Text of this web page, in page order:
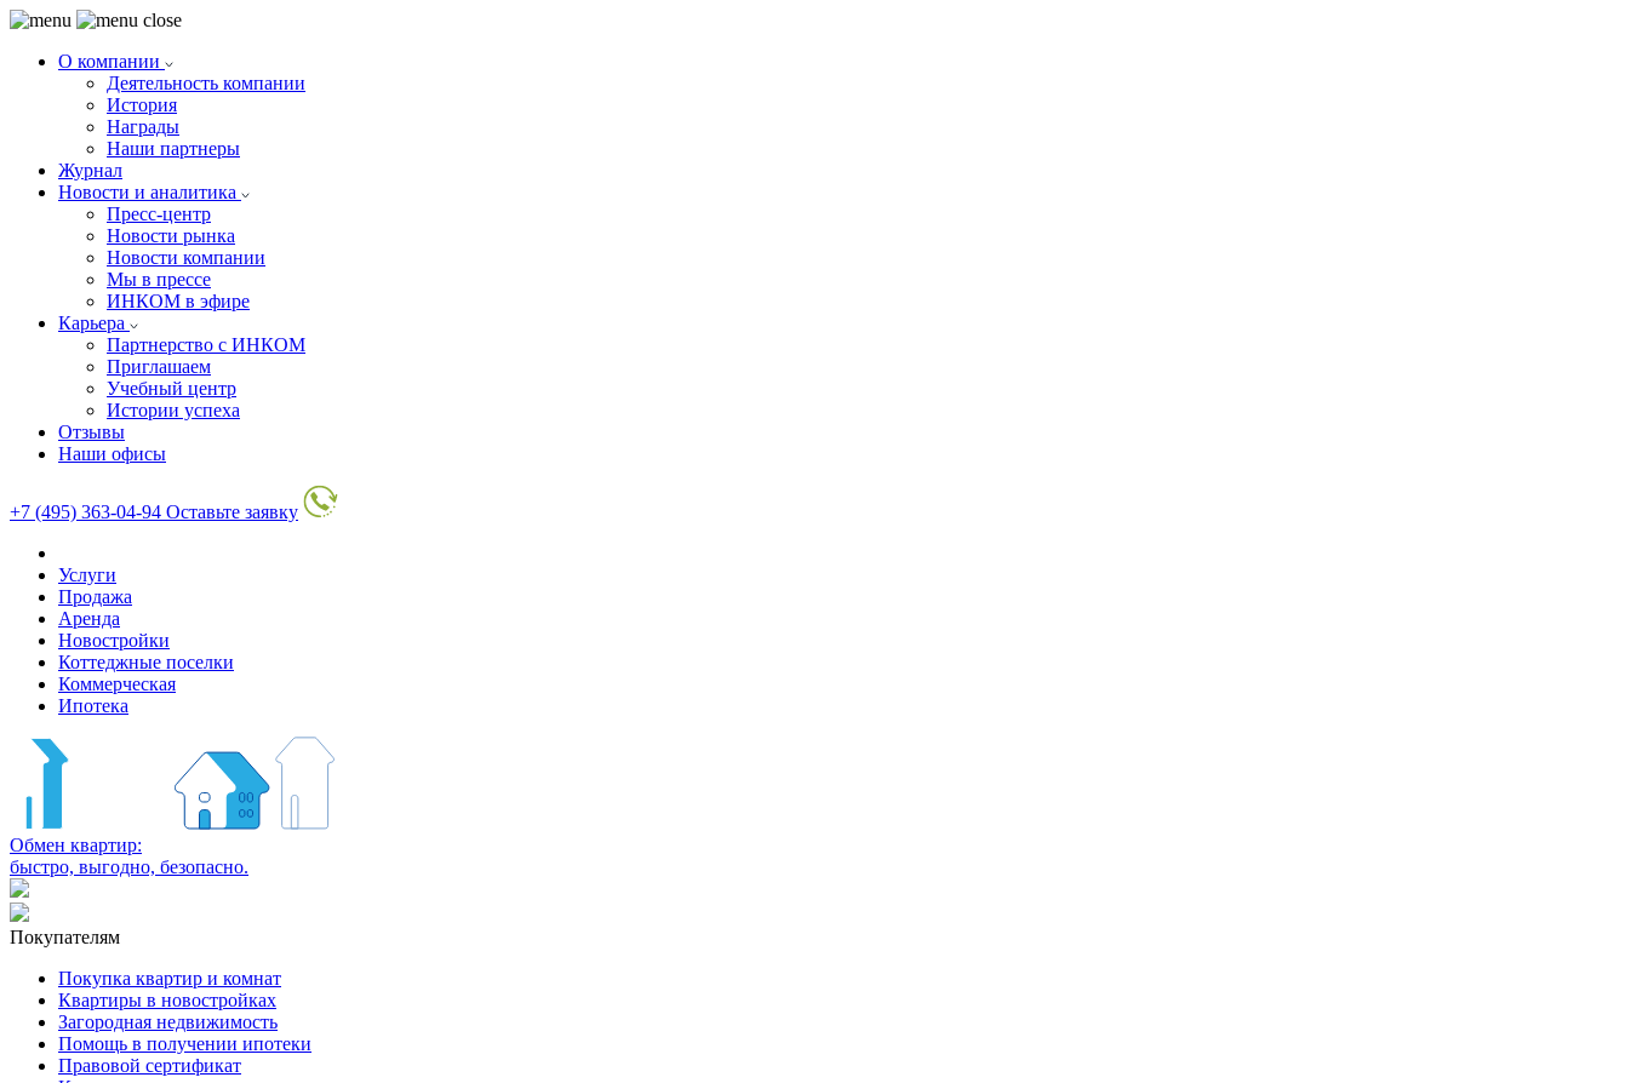
О компании
Деятельность компании
История
Награды
Наши партнеры
Журнал
Новости и аналитика
Пресс-центр
Новости рынка
Новости компании
Мы в прессе
ИНКОМ в эфире
Карьера
Партнерство с ИНКОМ
Приглашаем
Учебный центр
Истории успеха
Отзывы
Наши офисы
+7 (495) 363-04-94 Оставьте заявку
Услуги
Продажа
Аренда
Новостройки
Коттеджные поселки
Коммерческая
Ипотека
Обмен квартир:
быстро, выгодно, безопасно.
Покупателям
Покупка квартир и комнат
Квартиры в новостройках
Загородная недвижимость
Помощь в получении ипотеки
Правовой сертификат